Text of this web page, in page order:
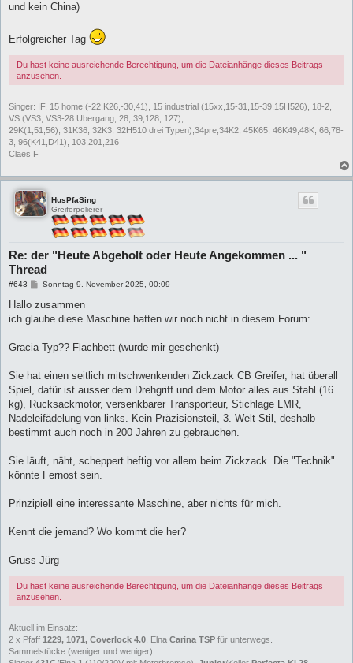
und kein China)
Erfolgreicher Tag
Du hast keine ausreichende Berechtigung, um die Dateianhänge dieses Beitrags
anzusehen.
Singer: IF, 15 home (-22,K26,-30,41), 15 industrial (15xx,15-31,15-39,15H526), 18-2,
VS (VS3, VS3-28 Übergang, 28, 39,128, 127),
29K(1,51,56), 31K36, 32K3, 32H510 drei Typen),34pre,34K2, 45K65, 46K49,48K, 66,78-
3, 96(K41,D41), 103,201,216
Claes F
HusPfaSing
Greiferpolierer
Re: der "Heute Abgeholt oder Heute Angekommen ... "
Thread
#643
B
i
r
Sonntag 9. November 2025, 00:09
Hallo zusammen
ich glaube diese Maschine hatten wir noch nicht in diesem Forum:
Gracia Typ?? Flachbett (wurde mir geschenkt)
Sie hat einen seitlich mitschwenkenden Zickzack CB Greifer, hat überall
Spiel, dafür ist ausser dem Drehgriff und dem Motor alles aus Stahl (16
kg), Rucksackmotor, versenkbarer Transporteur, Stichlage LMR,
Nadeleifädelung von links. Kein Präzisionsteil, 3. Welt Stil, deshalb
bestimmt auch noch in 200 Jahren zu gebrauchen.
Sie läuft, näht, scheppert heftig vor allem beim Zickzack. Die "Technik"
könnte Fernost sein.
Prinzipiell eine interessante Maschine, aber nichts für mich.
Kennt die jemand? Wo kommt die her?
Gruss Jürg
Du hast keine ausreichende Berechtigung, um die Dateianhänge dieses Beitrags
anzusehen.
Aktuell im Einsatz:
2 x Pfaff 1229, 1071, Coverlock 4.0 , Elna Carina TSP für unterwegs.
Sammelstücke (weniger und weniger):